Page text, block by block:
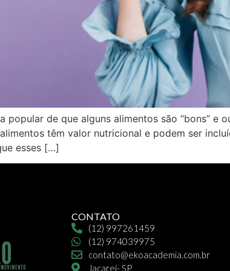
popular de que alguns alimentos são “bons” e
alimentos têm valor nutricional e podem ser
esses […]
CONTATO
(12) 997261459
(12) 974039975
contato@ekoacademia.com.br
Jacareí- SP